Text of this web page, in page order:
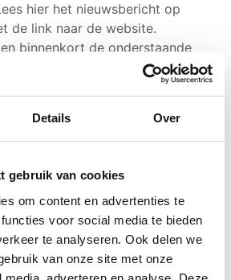
Details Over
gebruik van cookies
om content en advertenties te
voor social media te bieden
te analyseren. Ook delen we
van onze site met onze
hier het nieuwsbericht op
de link naar de website.
binnenkort de onderstaande
om op een goede manier met
te gaan over welke
sociale netwerk van de client in
met geschikte taken voor
naasten.
om te bepalen voor welke taken
naasten verantwoord ingezet